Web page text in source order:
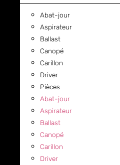
Abat-jour
Aspirateur
Ballast
Canopé
Carillon
Driver
Pièces
Abat-jour
Aspirateur
Ballast
Canopé
Carillon
Driver